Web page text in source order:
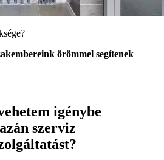
örömmel segítenek
igénybe
szerviz